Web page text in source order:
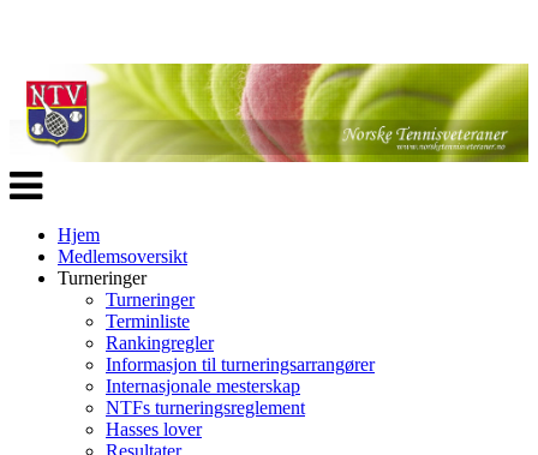
Veksle
navigasjon
Hjem
Medlemsoversikt
Turneringer
Turneringer
Terminliste
Rankingregler
Informasjon til turneringsarrangører
Internasjonale mesterskap
NTFs turneringsreglement
Hasses lover
Resultater